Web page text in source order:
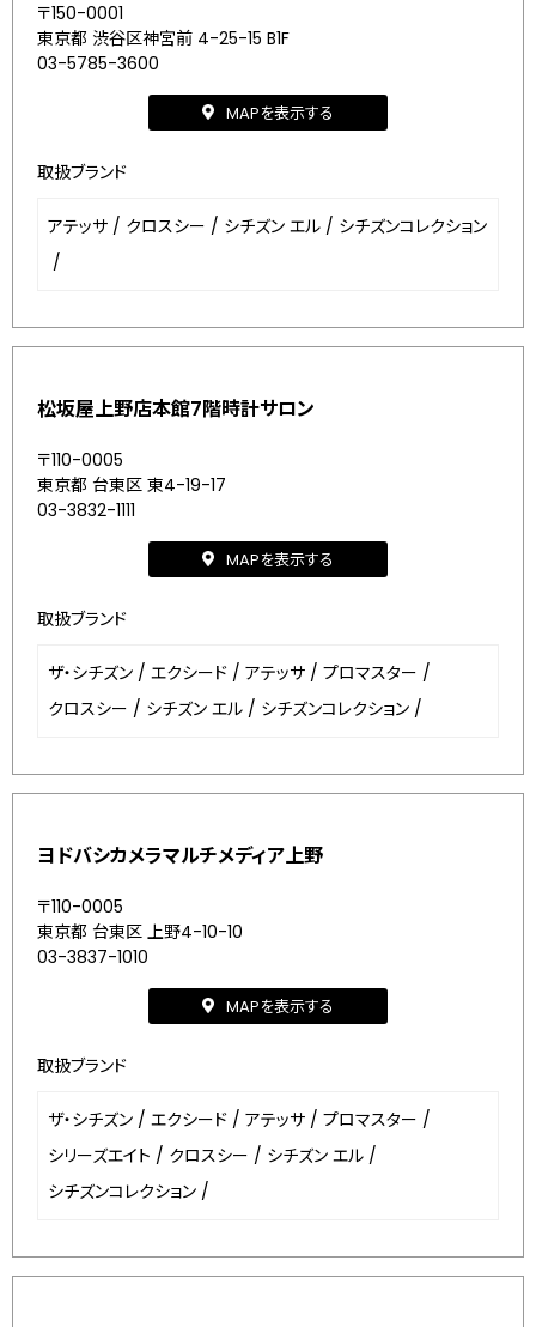
〒150-0001
東京都 渋谷区神宮前 4-25-15 B1F
03-5785-3600
MAPを表示する
取扱ブランド
アテッサ / クロスシー / シチズン エル / シチズンコレクション
/
松坂屋上野店本館7階時計サロン
〒110-0005
東京都 台東区 東4-19-17
03-3832-1111
MAPを表示する
取扱ブランド
ザ・シチズン / エクシード / アテッサ / プロマスター /
クロスシー / シチズン エル / シチズンコレクション /
ヨドバシカメラマルチメディア上野
〒110-0005
東京都 台東区 上野4-10-10
03-3837-1010
MAPを表示する
取扱ブランド
ザ・シチズン / エクシード / アテッサ / プロマスター /
シリーズエイト / クロスシー / シチズン エル /
シチズンコレクション /